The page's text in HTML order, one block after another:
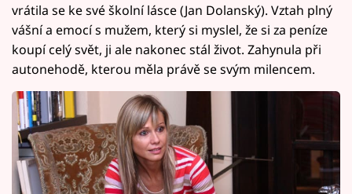
vrátila se ke své školní lásce (Jan Dolanský). Vztah plný
vášní a emocí s mužem, který si myslel, že si za peníze
koupí celý svět, ji ale nakonec stál život. Zahynula při
autonehodě, kterou měla právě se svým milencem.